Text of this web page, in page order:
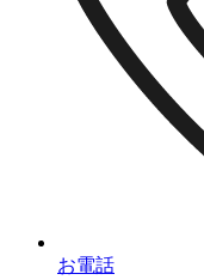
お電話